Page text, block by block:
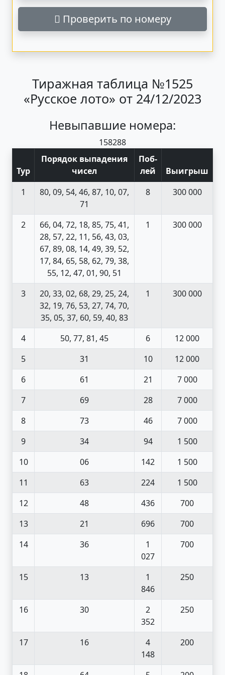
Проверить по номеру
Тиражная таблица №1525
«Русское лото» от 24/12/2023
Невыпавшие номера:
158288
Тур
Порядок выпадения
чисел
Поб-
лей
Выигрыш
1
80, 09, 54, 46, 87, 10, 07,
71
8 300 000
2
66, 04, 72, 18, 85, 75, 41,
28, 57, 22, 11, 56, 43, 03,
67, 89, 08, 14, 49, 39, 52,
17, 84, 65, 58, 62, 79, 38,
55, 12, 47, 01, 90, 51
1 300 000
3
20, 33, 02, 68, 29, 25, 24,
32, 19, 76, 53, 27, 74, 70,
35, 05, 37, 60, 59, 40, 83
1 300 000
4 50, 77, 81, 45 6
12 000
5
31 10
12 000
6
61 21
7 000
7
69 28
7 000
8
73 46
7 000
9
34 94
1 500
10
06 142
1 500
11
63 224
1 500
12
48 436
700
13
21 696
700
14
36
1
027
700
15 13
1
846
250
16 30
2
352
250
17 16
4
148
200